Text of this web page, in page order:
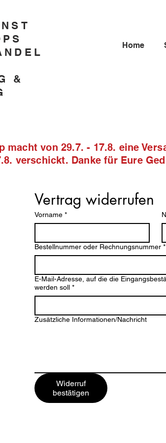
&
Home
macht von 29.7. - 17.8. eine
verschickt. Danke für Eure
Vertrag widerrufen
Vorname *
Bestellnummer oder Rechnungsnummer *
E-Mail-Adresse, auf die die
werden soll *
Zusätzliche Informationen/Nachricht
Widerruf
bestätigen